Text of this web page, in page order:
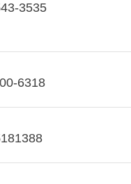
3535
6318